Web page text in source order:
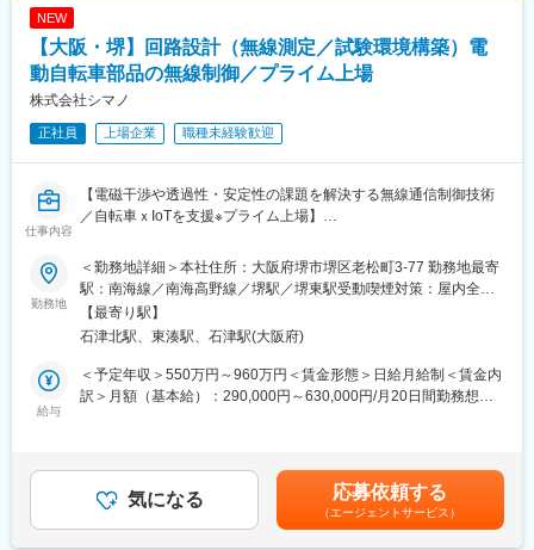
した生産システムの改善（工程設計、作業効率化、治工具の設
計・製作）にも取り組んでいただくなど、ものづくりに関わる幅
広い業務に携わっていただきます。
■入社後の業務
て業務をお任せします。
9名が在籍（50代4名、40代4名、20代1名）
■会社の魅力
当社はアナログメーターをメインで扱っており、設計／製造／販
ことがありますが、当社製品は耐久性／振動に強いため、重電／
船舶／車両など様々な分野で使用されております。
変更の範囲：会社の定める業務
NEW
【大阪・堺】回路設計（無線測定／試験環境構築）電
動自転車部品の無線制御／プライム上場
株式会社シマノ
正社員 上場企業 職種未経験歓迎
仕事内容
【電磁干渉や透過性・安定性の課題を解決する無線通信制御技術
／自転車ｘIoTを支援※プライム上場】
■業務内容：
当社では、無線通信機能を搭載した電子制御変速システムや電動
リールなど、自転車部品や釣具用品のメカトロニクス製品開発を
推し進めています。
＜具体的には＞自転車部品や釣具製品の無線測定や試験レポー
ト、測定評価技術・環境の調査・導入など幅広くご担当いただき
験レポート作成（主に英語）
・無線測定評価技術の調査、技術導入、スキーム構築
<環境/ツール>スペクトラムアナライザ、ネットワークアナライ
勤務地
＜勤務地詳細＞本社住所：大阪府堺市堺区老松町3-77 勤務地最寄
駅：南海線／南海高野線／堺駅／堺東駅受動喫煙対策：屋内全面
禁煙
【最寄り駅】
石津北駅、東湊駅、石津駅(大阪府)
給与
＜予定年収＞550万円～960万円＜賃金形態＞日給月給制＜賃金内
訳＞月額（基本給）：290,000円～630,000円/月20日間勤務想定
内・海外）・語学研修補助など賃金はあくまでも目安の金額であ
り、選考を通じて上下する可能性があります。月給(月額)は固定手
当を含めた表記です。
気になる 応募依頼する
（エージェントサービス）